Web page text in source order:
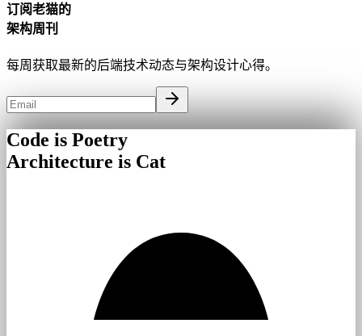
订阅老猫的
架构周刊
每周获取最新的后端技术动态与架构设计心得。
Code is Poetry
Architecture is Cat